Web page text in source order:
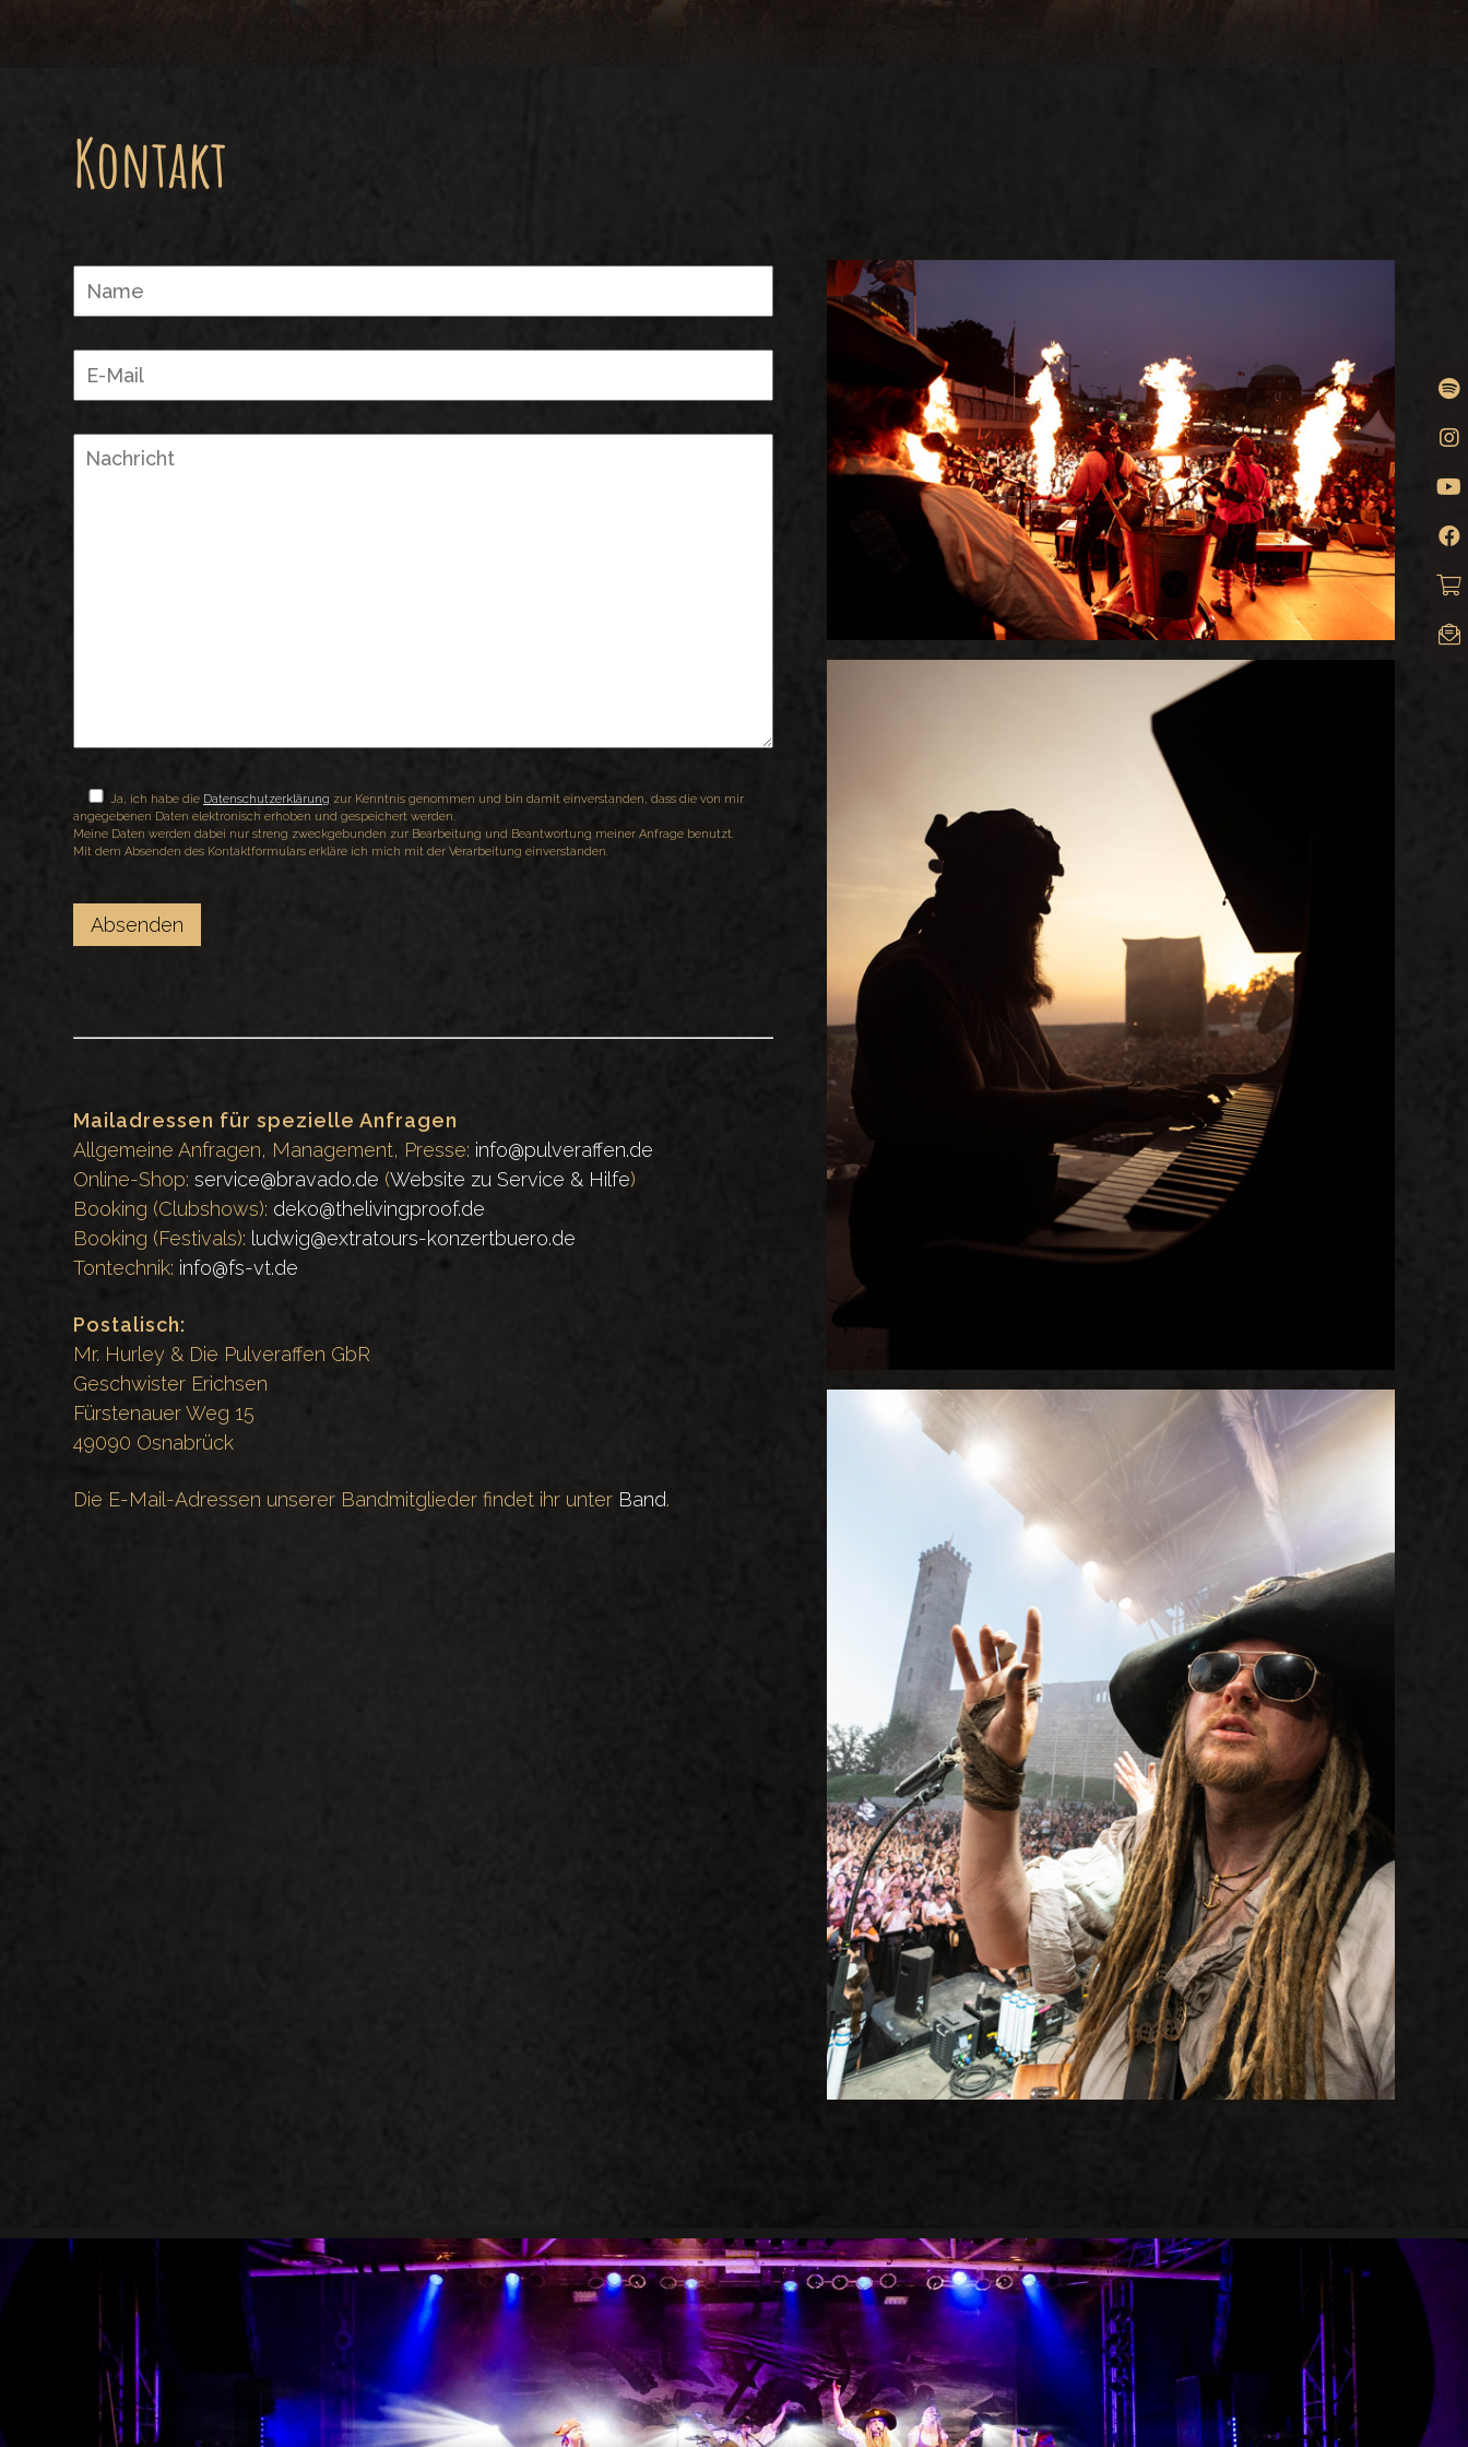
Kontakt
Ja, ich habe die Datenschutzerklärung zur Kenntnis genommen und bin damit einverstanden, dass die von mir
angegebenen Daten elektronisch erhoben und gespeichert werden.
Meine Daten werden dabei nur streng zweckgebunden zur Bearbeitung und Beantwortung meiner Anfrage benutzt.
Mit dem Absenden des Kontaktformulars erkläre ich mich mit der Verarbeitung einverstanden.
Bitte lasse dieses Feld leer.
Mailadressen für spezielle Anfragen
Allgemeine Anfragen, Management, Presse: info@pulveraffen.de
Online-Shop:service@bravado.de (Website zu Service & Hilfe)
Booking (Clubshows): deko@thelivingproof.de
Booking (Festivals): ludwig@extratours-konzertbuero.de
Tontechnik: info@fs-vt.de
Postalisch:
Mr. Hurley & Die Pulveraffen GbR
Geschwister Erichsen
Fürstenauer Weg 15
49090 Osnabrück
Die E-Mail-Adressen unserer Bandmitglieder findet ihr unter Band.